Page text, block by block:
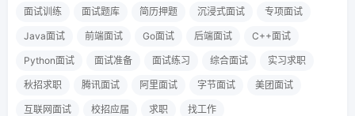
面试训练 面试题库 简历押题 沉浸式面试 专项面试
Java面试 前端面试 Go面试 后端面试 C++面试
Python面试 面试准备 面试练习 综合面试 实习求职
秋招求职 腾讯面试 阿里面试 字节面试 美团面试
互联网面试 校招应届 求职 找工作